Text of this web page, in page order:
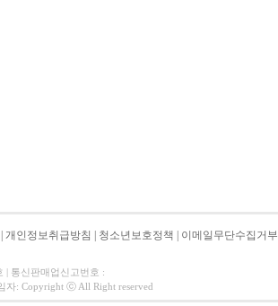
개인정보취급방침 청소년보호정책 이메일무단수집거부
| 통신판매업신고번호 :
자: Copyright ⓒ All Right reserved